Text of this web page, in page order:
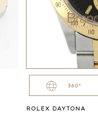
360°
ROLEX DAYTONA